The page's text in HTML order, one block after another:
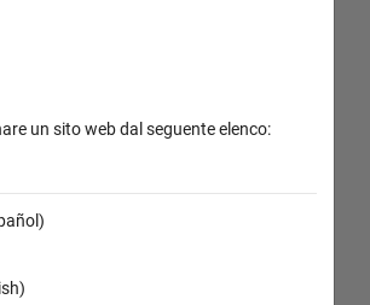
un sito web dal seguente elenco: